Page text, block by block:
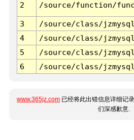
2 /source/function/
3 /source/class/
4
/source/class/
5
/source/class/
6
/source/class/
www.365jz.com 已经将此出错信息详细记
们深感歉意.